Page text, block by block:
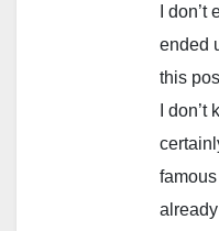
I don’t
ended
this
I
already